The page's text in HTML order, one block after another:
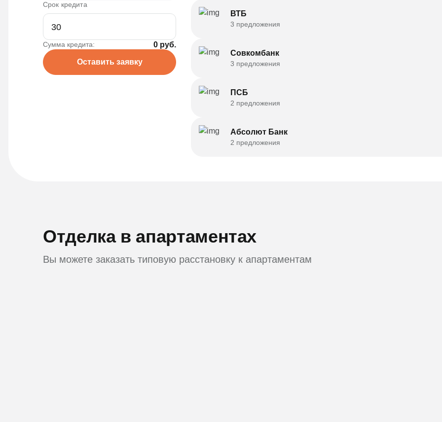
Срок кредита
Сумма кредита: 0 руб.
Оставить заявку
ВТБ
3 предложения
Совкомбанк
3 предложения
ПСБ
2 предложения
Абсолют Банк
2 предложения
Отделка в апартаментах
Вы можете заказать типовую расстановку к апартаментам